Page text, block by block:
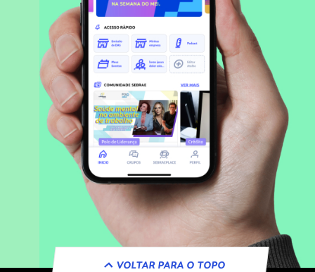
VOLTAR PARA O TOPO